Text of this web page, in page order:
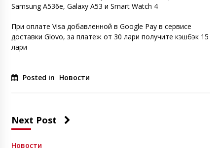
Samsung A536e, Galaxy A53 и Smart Watch 4
При оплате Visa добавленной в Google Pay в сервисе
доставки Glovo, за платеж от 30 лари получите кэшбэк 15
лари
Posted in Новости
Next Post
Новости